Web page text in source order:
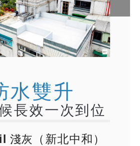
水雙升
長效一次到位
淺灰 （新北中和）